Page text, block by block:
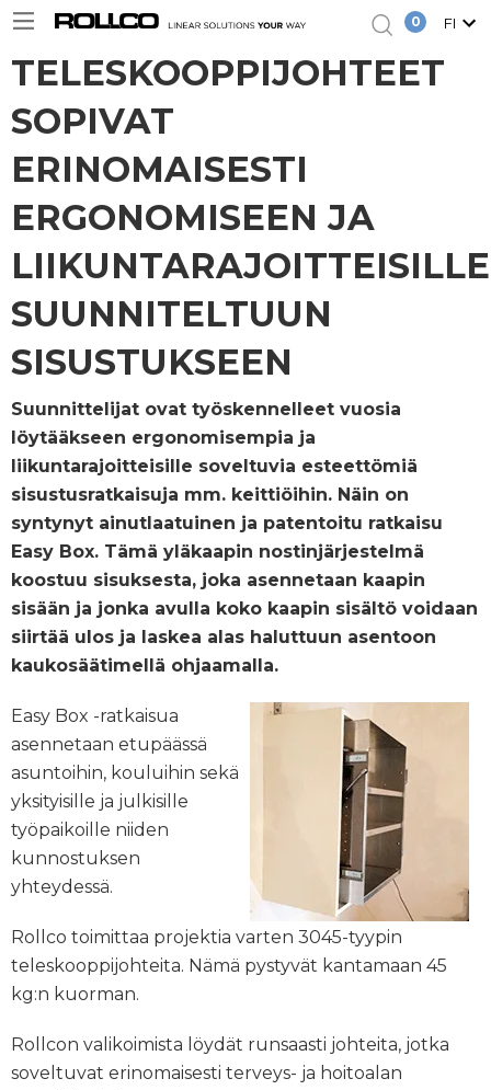
0 FI
TELESKOOPPIJOHTEET
SOPIVAT
ERINOMAISESTI
ERGONOMISEEN JA
LIIKUNTARAJOITTEISILLE
SUUNNITELTUUN
SISUSTUKSEEN
Suunnittelijat ovat työskennelleet vuosia
löytääkseen ergonomisempia ja
liikuntarajoitteisille soveltuvia esteettömiä
sisustusratkaisuja mm. keittiöihin. Näin on
syntynyt ainutlaatuinen ja patentoitu ratkaisu
Easy Box. Tämä yläkaapin nostinjärjestelmä
koostuu sisuksesta, joka asennetaan kaapin
sisään ja jonka avulla koko kaapin sisältö voidaan
siirtää ulos ja laskea alas haluttuun asentoon
kaukosäätimellä ohjaamalla.
Easy Box -ratkaisua
asennetaan etupäässä
asuntoihin, kouluihin sekä
yksityisille ja julkisille
työpaikoille niiden
kunnostuksen
yhteydessä.
Rollco toimittaa projektia varten 3045-tyypin
teleskooppijohteita. Nämä pystyvät kantamaan 45
kg:n kuorman.
Rollcon valikoimista löydät runsaasti johteita, jotka
soveltuvat erinomaisesti terveys- ja hoitoalan